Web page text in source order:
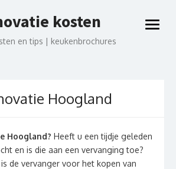
kosten
en tips | keukenbrochures
open
Hoogland
Hoogland? Heeft u een tijdje geleden
en is die aan een vervanging toe?
de vervanger voor het kopen van